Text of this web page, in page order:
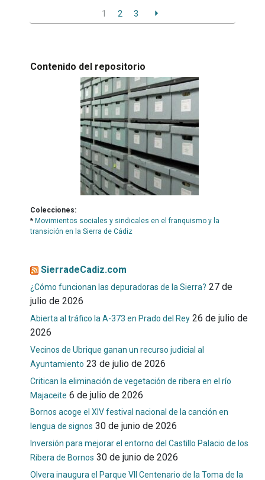
1 2 3
Contenido del repositorio
Colecciones:
* Movimientos sociales y sindicales en el franquismo y la
transición en la Sierra de Cádiz
SierradeCadiz.com
¿Cómo funcionan las depuradoras de la Sierra? 27 de
julio de 2026
Abierta al tráfico la A-373 en Prado del Rey 26 de julio de
2026
Vecinos de Ubrique ganan un recurso judicial al
Ayuntamiento 23 de julio de 2026
Critican la eliminación de vegetación de ribera en el río
Majaceite 6 de julio de 2026
Bornos acoge el XIV festival nacional de la canción en
lengua de signos 30 de junio de 2026
Inversión para mejorar el entorno del Castillo Palacio de los
Ribera de Bornos 30 de junio de 2026
Olvera inaugura el Parque VII Centenario de la Toma de la